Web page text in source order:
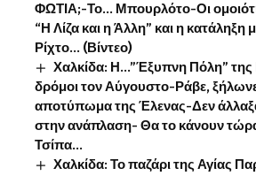
ΦΩΤΙΑ;-Το… Μπουρλότο-Οι
“Η Λίζα και η Άλλη” και η κατάληξη
Ρίχτο… (Βίντεο)
Χαλκίδα: Η…”Έξυπνη Πόλη” της
δρόμοι τον Αύγουστο-Ράβε,
αποτύπωμα της Έλενας-Δεν
στην ανάπλαση- Θα το κάνουν
Τσίπα…
Χαλκίδα: Το παζάρι της Αγίας